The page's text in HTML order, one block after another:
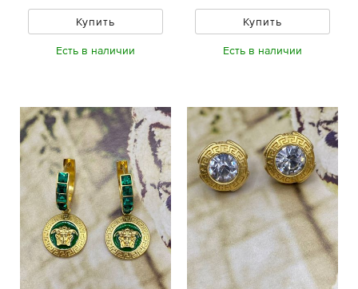
Купить
Есть в наличии
Купить
Есть в наличии